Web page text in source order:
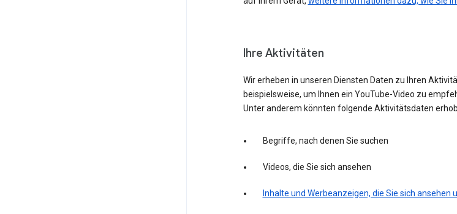
Ihre Aktivitäten
Wir erheben in unseren Diensten Daten zu Ihren
beispielsweise, um Ihnen ein YouTube-Video zu
Unter anderem könnten folgende Aktivitätsdaten
Begriffe, nach denen Sie suchen
Videos, die Sie sich ansehen
Inhalte und Werbeanzeigen, die Sie sich ansehen